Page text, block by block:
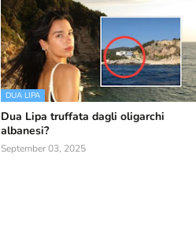
DUA LIPA
Dua Lipa truffata dagli oligarchi
albanesi?
September 03, 2025